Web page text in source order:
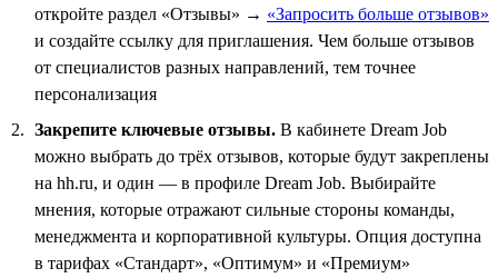
откройте раздел «Отзывы» → «Запросить больше отзывов»
и создайте ссылку для приглашения. Чем больше отзывов
от специалистов разных направлений, тем точнее
персонализация
Закрепите ключевые отзывы. В кабинете Dream Job
можно выбрать до трёх отзывов, которые будут закреплены
на hh.ru, и один — в профиле Dream Job. Выбирайте
мнения, которые отражают сильные стороны команды,
менеджмента и корпоративной культуры. Опция доступна
в тарифах «Стандарт», «Оптимум» и «Премиум»